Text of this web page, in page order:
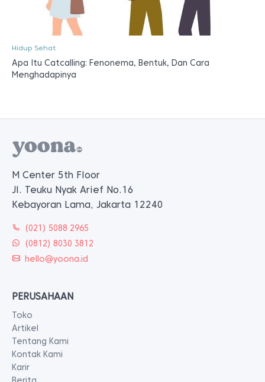
Hidup Sehat
Apa Itu Catcalling: Fenonema, Bentuk, Dan Cara
Menghadapinya
M Center 5th Floor
Jl. Teuku Nyak Arief No.16
Kebayoran Lama, Jakarta 12240
(021) 5088 2965
(0812) 8030 3812
hello@yoona.id
PERUSAHAAN
Toko
Artikel
Tentang Kami
Kontak Kami
Karir
Berita